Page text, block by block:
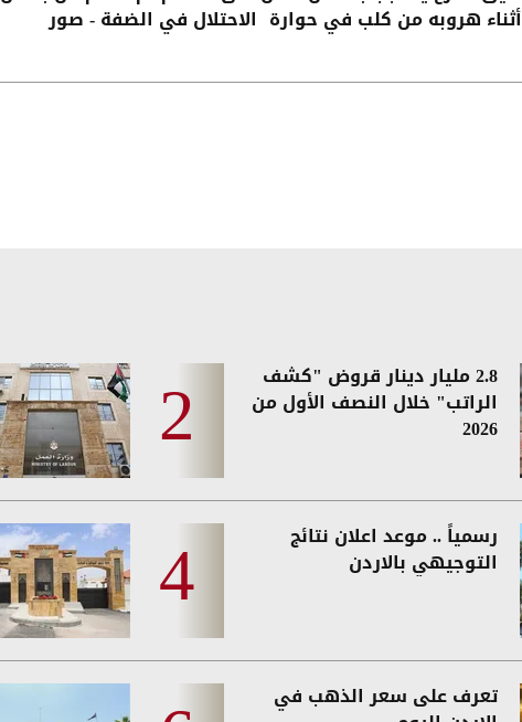
أثناء هروبه من كلب في حوارة الاحتلال في الضفة - صور
2.8 مليار دينار قروض "كشف
الراتب" خلال النصف الأول من
2026
رسمياً .. موعد اعلان نتائج
التوجيهي بالاردن
تعرف على سعر الذهب في